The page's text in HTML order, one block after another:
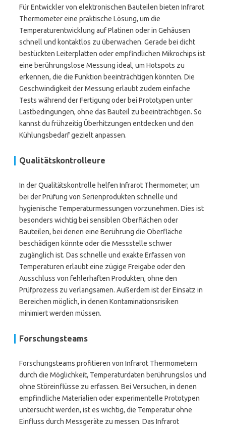
Für Entwickler von elektronischen Bauteilen bieten Infrarot
Thermometer eine praktische Lösung, um die
Temperaturentwicklung auf Platinen oder in Gehäusen
schnell und kontaktlos zu überwachen. Gerade bei dicht
bestückten Leiterplatten oder empfindlichen Mikrochips ist
eine berührungslose Messung ideal, um Hotspots zu
erkennen, die die Funktion beeinträchtigen könnten. Die
Geschwindigkeit der Messung erlaubt zudem einfache
Tests während der Fertigung oder bei Prototypen unter
Lastbedingungen, ohne das Bauteil zu beeinträchtigen. So
kannst du frühzeitig Überhitzungen entdecken und den
Kühlungsbedarf gezielt anpassen.
Qualitätskontrolleure
In der Qualitätskontrolle helfen Infrarot Thermometer, um
bei der Prüfung von Serienprodukten schnelle und
hygienische Temperaturmessungen vorzunehmen. Dies ist
besonders wichtig bei sensiblen Oberflächen oder
Bauteilen, bei denen eine Berührung die Oberfläche
beschädigen könnte oder die Messstelle schwer
zugänglich ist. Das schnelle und exakte Erfassen von
Temperaturen erlaubt eine zügige Freigabe oder den
Ausschluss von fehlerhaften Produkten, ohne den
Prüfprozess zu verlangsamen. Außerdem ist der Einsatz in
Bereichen möglich, in denen Kontaminationsrisiken
minimiert werden müssen.
Forschungsteams
Forschungsteams profitieren von Infrarot Thermometern
durch die Möglichkeit, Temperaturdaten berührungslos und
ohne Störeinflüsse zu erfassen. Bei Versuchen, in denen
empfindliche Materialien oder experimentelle Prototypen
untersucht werden, ist es wichtig, die Temperatur ohne
Einfluss durch Messgeräte zu messen. Das Infrarot